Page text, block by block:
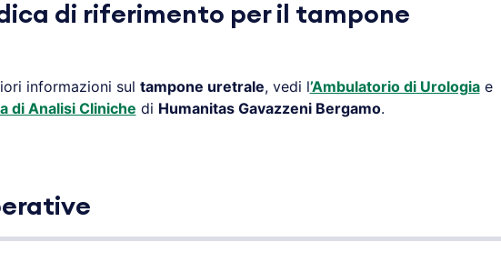
di riferimento per il tampone
informazioni sul tampone uretrale, vedi l’Ambulatorio di Urologiae
di Analisi Cliniche di Humanitas Gavazzeni Bergamo.